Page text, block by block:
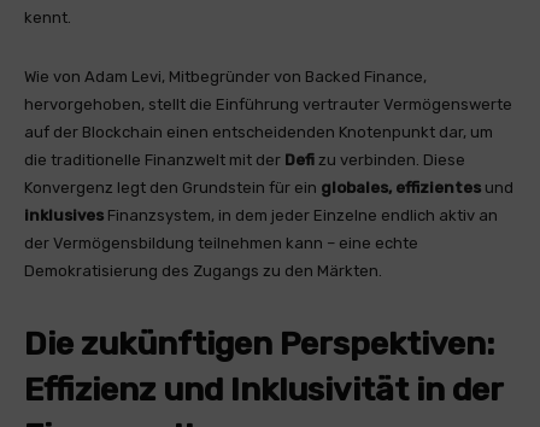
kennt.
Wie von Adam Levi, Mitbegründer von Backed Finance,
hervorgehoben, stellt die Einführung vertrauter Vermögenswerte
auf der Blockchain einen entscheidenden Knotenpunkt dar, um
die traditionelle Finanzwelt mit der Defi zu verbinden. Diese
Konvergenz legt den Grundstein für ein globales, effizientes und
inklusives Finanzsystem, in dem jeder Einzelne endlich aktiv an
der Vermögensbildung teilnehmen kann – eine echte
Demokratisierung des Zugangs zu den Märkten.
Die zukünftigen Perspektiven:
Effizienz und Inklusivität in der